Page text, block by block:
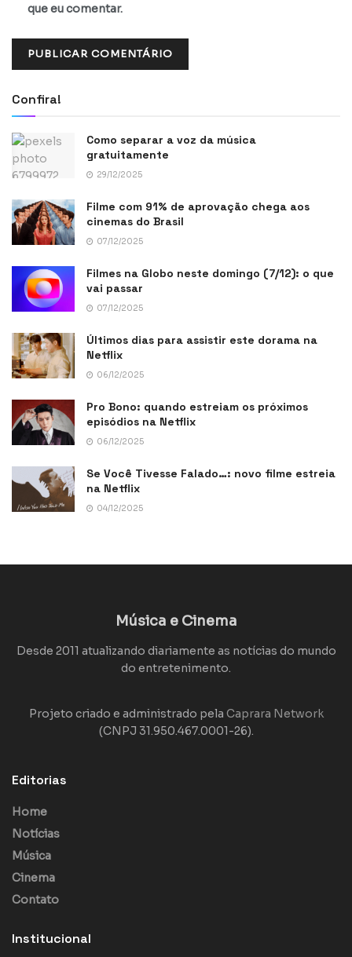
que eu comentar.
Confira!
Como separar a voz da música
gratuitamente
29/12/2025
Filme com 91% de aprovação chega aos
cinemas do Brasil
07/12/2025
Filmes na Globo neste domingo (7/12): o que
vai passar
07/12/2025
Últimos dias para assistir este dorama na
Netflix
06/12/2025
Pro Bono: quando estreiam os próximos
episódios na Netflix
06/12/2025
Se Você Tivesse Falado…: novo filme estreia
na Netflix
04/12/2025
Música e Cinema
Desde 2011 atualizando diariamente as notícias do mundo
do entretenimento.
Projeto criado e administrado pela Caprara Network
(CNPJ 31.950.467.0001-26).
Editorias
Home
Notícias
Música
Cinema
Contato
Institucional